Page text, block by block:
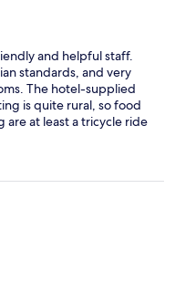
and helpful staff.
standards, and very
The hotel-supplied
is quite rural, so food
are at least a tricycle ride
in the middle of rice
inside and outside
so if this is important
at the time of booking.